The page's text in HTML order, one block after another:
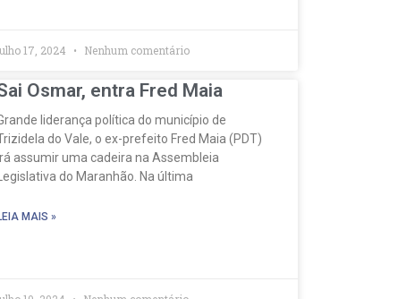
17, 2024 Nenhum comentário
Osmar, entra Fred Maia
liderança política do município de
do Vale, o ex-prefeito Fred Maia (PDT)
assumir uma cadeira na Assembleia
Legislativa do Maranhão. Na última
MAIS »